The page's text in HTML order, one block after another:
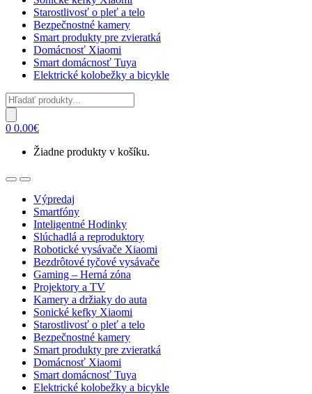
Starostlivosť o pleť a telo
Bezpečnostné kamery
Smart produkty pre zvieratká
Domácnosť Xiaomi
Smart domácnosť Tuya
Elektrické kolobežky a bicykle
Products
search
0 0.00€
Žiadne produkty v košíku.
OpenClose
Výpredaj
Smartfóny
Inteligentné Hodinky
Slúchadlá a reproduktory
Robotické vysávače Xiaomi
Bezdrôtové tyčové vysávače
Gaming – Herná zóna
Projektory a TV
Kamery a držiaky do auta
Sonické kefky Xiaomi
Starostlivosť o pleť a telo
Bezpečnostné kamery
Smart produkty pre zvieratká
Domácnosť Xiaomi
Smart domácnosť Tuya
Elektrické kolobežky a bicykle